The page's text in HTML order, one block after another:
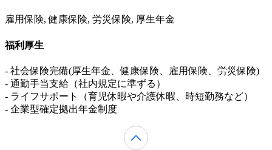
雇用保険, 健康保険, 労災保険, 厚生年金
福利厚生
- 社会保険完備(厚生年金、健康保険、雇用保険、労災保険)
- 通勤手当支給（社内規定に準ずる）
- ライフサポート（育児休暇や介護休暇、時短勤務など）
- 企業型確定拠出年金制度